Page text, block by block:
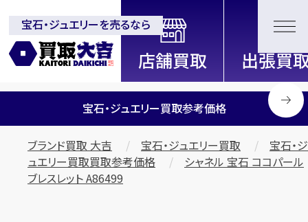
全国2200店舗以上展開中！信頼と実績の買取専門店「買取大
吉」
宝石・ジュエリーを売るなら
宝石・ジュエリー買取参考価格
ブランド買取 大吉 宝石・ジュエリー買取
宝石・ジ
ュエリー買取買取参考価格
シャネル 宝石 ココパール
ブレスレット A86499